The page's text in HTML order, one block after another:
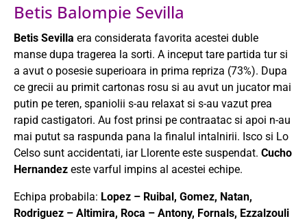
Betis Balompie Sevilla
Betis Sevilla era considerata favorita acestei duble
manse dupa tragerea la sorti. A inceput tare partida tur si
a avut o posesie superioara in prima repriza (73%). Dupa
ce grecii au primit cartonas rosu si au avut un jucator mai
putin pe teren, spaniolii s-au relaxat si s-au vazut prea
rapid castigatori. Au fost prinsi pe contraatac si apoi n-au
mai putut sa raspunda pana la finalul intalnirii. Isco si Lo
Celso sunt accidentati, iar Llorente este suspendat. Cucho
Hernandez este varful impins al acestei echipe.
Echipa probabila: Lopez – Ruibal, Gomez, Natan,
Rodriguez – Altimira, Roca – Antony, Fornals, Ezzalzouli